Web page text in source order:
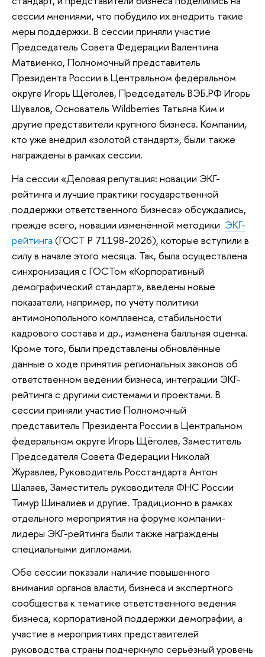
сессии мнениями, что побудило их внедрить такие
меры поддержки. В сессии приняли участие
Председатель Совета Федерации Валентина
Матвиенко, Полномочный представитель
Президента России в Центральном федеральном
округе Игорь Щёголев, Председатель ВЭБ.РФ Игорь
Шувалов, Основатель Wildberries Татьяна Ким и
другие представители крупного бизнеса. Компании,
кто уже внедрил «золотой стандарт», были также
награждены в рамках сессии.
На сессии «Деловая репутация: новации ЭКГ-
рейтинга и лучшие практики государственной
поддержки ответственного бизнеса» обсуждались,
прежде всего, новации изменённой методики ЭКГ-
рейтинга (ГОСТ Р 71198-2026), которые вступили в
силу в начале этого месяца. Так, была осуществлена
синхронизация с ГОСТом «Корпоративный
демографический стандарт», введены новые
показатели, например, по учёту политики
антимонопольного комплаенса, стабильности
кадрового состава и др., изменена балльная оценка.
Кроме того, были представлены обновлённые
данные о ходе принятия региональных законов об
ответственном ведении бизнеса, интеграции ЭКГ-
рейтинга с другими системами и проектами. В
сессии приняли участие Полномочный
представитель Президента России в Центральном
федеральном округе Игорь Щёголев, Заместитель
Председателя Совета Федерации Николай
Журавлев, Руководитель Росстандарта Антон
Шалаев, Заместитель руководителя ФНС России
Тимур Шиналиев и другие. Традиционно в рамках
отдельного мероприятия на форуме компании-
лидеры ЭКГ-рейтинга были также награждены
специальными дипломами.
Обе сессии показали наличие повышенного
внимания органов власти, бизнеса и экспертного
сообщества к тематике ответственного ведения
бизнеса, корпоративной поддержки демографии, а
участие в мероприятиях представителей
руководства страны подчеркнуло серьёзный уровень